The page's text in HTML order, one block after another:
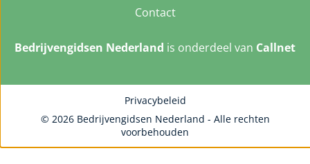
Contact
Bedrijvengidsen Nederland is onderdeel van Callnet
© 2026 Bedrijvengidsen Nederland - Alle rechten
voorbehouden
Privacybeleid